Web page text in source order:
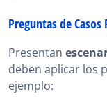
Preguntas de Casos
Presentan
deben aplicar los
ejemplo: